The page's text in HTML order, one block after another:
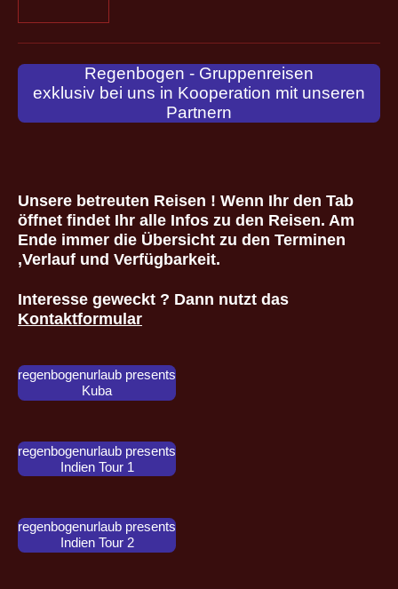
Regenbogen - Gruppenreisen
exklusiv bei uns in Kooperation mit unseren
Partnern
Unsere betreuten Reisen ! Wenn Ihr den Tab
öffnet findet Ihr alle Infos zu den Reisen. Am
Ende immer die Übersicht zu den Terminen
,Verlauf und Verfügbarkeit.
Interesse geweckt ? Dann nutzt das
Kontaktformular
regenbogenurlaub presents
Kuba
regenbogenurlaub presents
Indien Tour 1
regenbogenurlaub presents
Indien Tour 2